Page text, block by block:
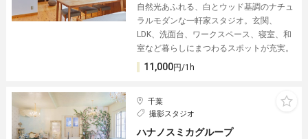
自然光あふれる、白とウッド基調のナチュ
ラルモダンな一軒家スタジオ。玄関、
LDK、洗面台、ワークスペース、寝室、和
室など暮らしにまつわるスポットが充実。
11,000円/1h
千葉
撮影スタジオ
ハナノスミカグループ